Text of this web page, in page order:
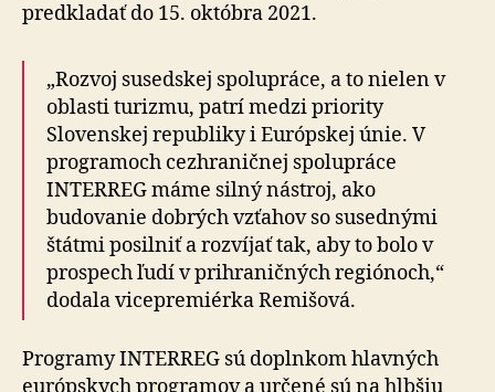
predkladať do 15. októbra 2021.
„Rozvoj susedskej spolupráce, a to nielen v
oblasti turizmu, patrí medzi priority
Slovenskej republiky i Európskej únie. V
programoch cezhraničnej spolupráce
INTERREG máme silný nástroj, ako
budovanie dobrých vzťahov so susednými
štátmi posilniť a rozvíjať tak, aby to bolo v
prospech ľudí v prihraničných regiónoch,“
dodala vicepremiérka Remišová.
Programy INTERREG sú doplnkom hlavných
európskych programov a určené sú na hlbšiu